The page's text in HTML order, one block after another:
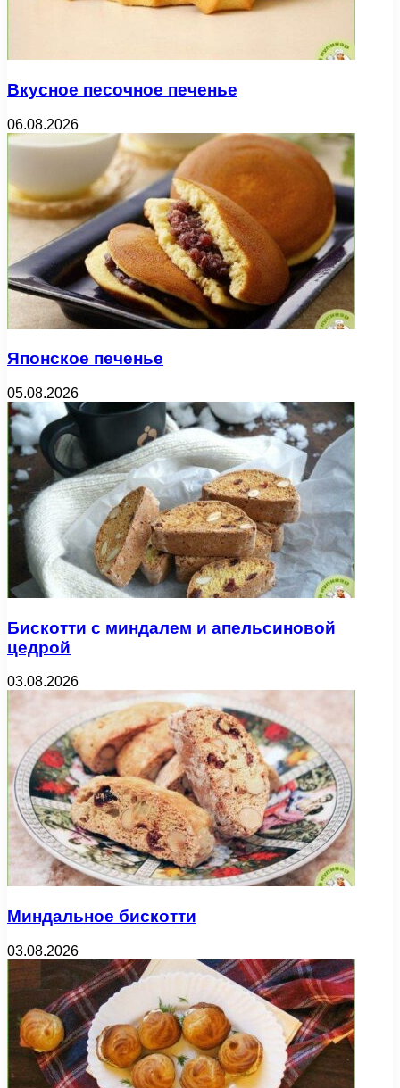
Вкусное песочное печенье
06.08.2026
Японское печенье
05.08.2026
Бискотти с миндалем и апельсиновой
цедрой
03.08.2026
Миндальное бискотти
03.08.2026